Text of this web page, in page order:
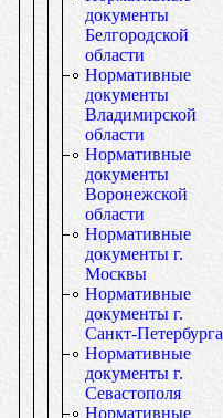
документы
Белгородской
области
Нормативные
документы
Владимирской
области
Нормативные
документы
Воронежской
области
Нормативные
документы г.
Москвы
Нормативные
документы г.
Санкт-Петербурга
Нормативные
документы г.
Севастополя
Нормативные